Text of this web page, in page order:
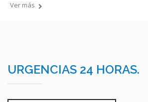
Ver más
URGENCIAS 24 HORAS.